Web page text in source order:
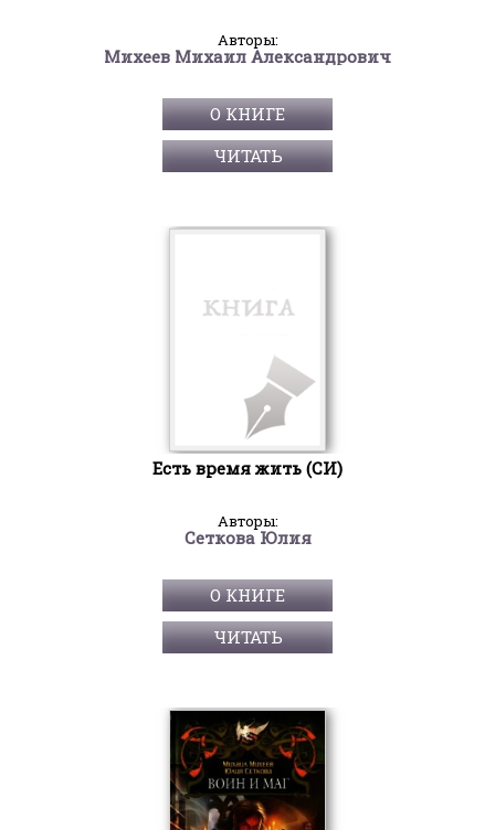
Авторы:
Михеев Михаил Александрович
О КНИГЕ
ЧИТАТЬ
Есть время жить (СИ)
Авторы:
Сеткова Юлия
О КНИГЕ
ЧИТАТЬ